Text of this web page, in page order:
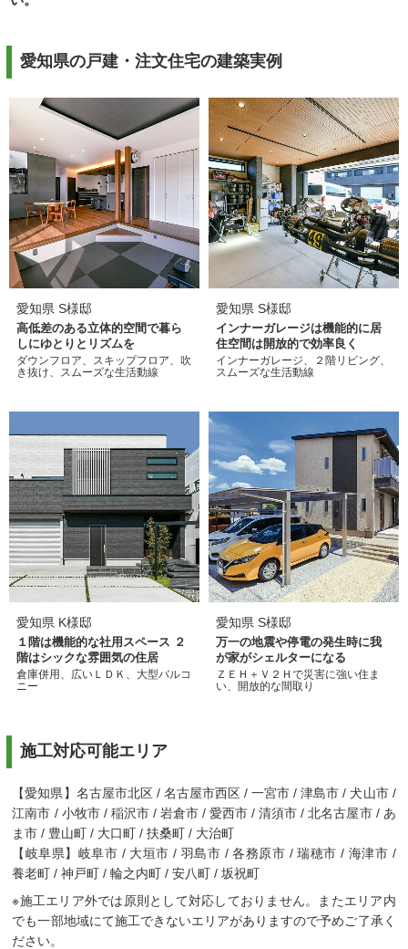
愛知県の戸建・注文住宅の建築実例
愛知県 S様邸
高低差のある立体的空間で暮ら
しにゆとりとリズムを
ダウンフロア、スキップフロア、吹
き抜け、スムーズな生活動線
愛知県 S様邸
インナーガレージは機能的に居
住空間は開放的で効率良く
インナーガレージ、２階リビング、
スムーズな生活動線
愛知県 K様邸
１階は機能的な社用スペース ２
階はシックな雰囲気の住居
倉庫併用、広いＬＤＫ、大型バルコ
ニー
愛知県 S様邸
万一の地震や停電の発生時に我
が家がシェルターになる
ＺＥＨ＋Ｖ２Ｈで災害に強い住ま
い、開放的な間取り
施工対応可能エリア
【愛知県】名古屋市北区 / 名古屋市西区 / 一宮市 / 津島市 / 犬山市 /
江南市 / 小牧市 / 稲沢市 / 岩倉市 / 愛西市 / 清須市 / 北名古屋市 / あ
ま市 / 豊山町 / 大口町 / 扶桑町 / 大治町
【岐阜県】岐阜市 / 大垣市 / 羽島市 / 各務原市 / 瑞穂市 / 海津市 /
養老町 / 神戸町 / 輪之内町 / 安八町 / 坂祝町
※施工エリア外では原則として対応しておりません。またエリア内
でも一部地域にて施工できないエリアがありますので予めご了承く
ださい。